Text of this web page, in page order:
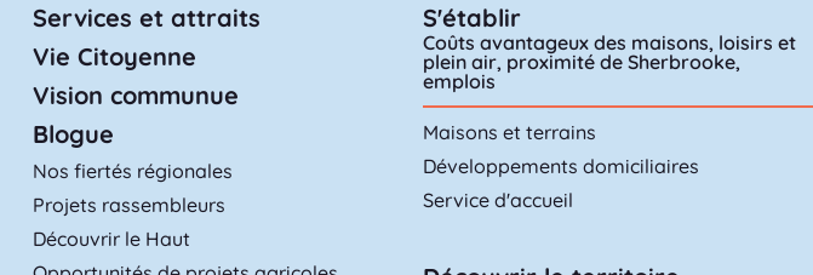
Services et attraits
Vie Citoyenne
Vision communue
Blogue
Nos fiertés régionales
Projets rassembleurs
Découvrir le Haut
S'établir
Coûts avantageux des maisons, loisirs et
plein air, proximité de Sherbrooke,
emplois
Maisons et terrains
Développements domiciliaires
Service d'accueil